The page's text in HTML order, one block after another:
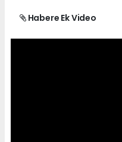
Habere Ek Video